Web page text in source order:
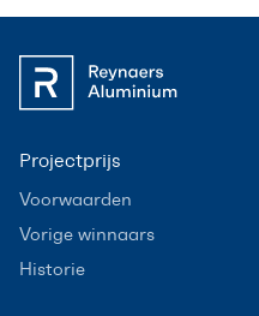
Projectprijs
Voorwaarden
Vorige winnaars
Historie